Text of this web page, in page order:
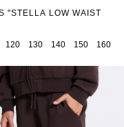
120 130 140 150 160
"STELLA LOW WAIST